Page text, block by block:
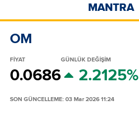
MANTRA
OM
FİYAT
0.0686
GÜNLÜK DEĞİŞİM
2.2125%
SON GÜNCELLEME: 03 Mar 2026 11:24